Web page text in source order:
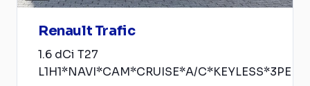
Renault Trafic
1.6 dCi T27
L1H1*NAVI*CAM*CRUISE*A/C*KEYLESS*3PERS